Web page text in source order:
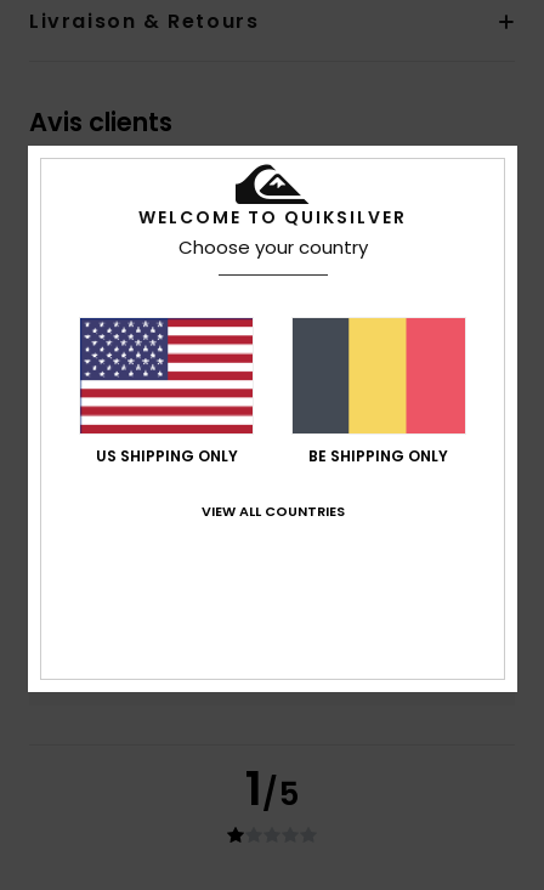
Livraison & Retours
Avis clients
Note moyenne
1.0/5
basé sur1 avis vérifiés
0% de nos clients recommandent ce produit
Confort
3.0
Rapport qualité / prix
1.0
1/5
WELCOME TO QUIKSILVER
Choose your country
US SHIPPING ONLY BE SHIPPING ONLY
VIEW ALL COUNTRIES